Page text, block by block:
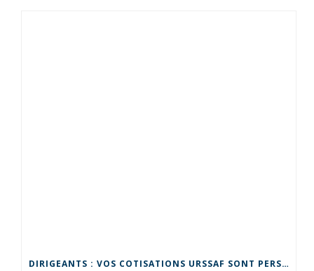
DIRIGEANTS : VOS COTISATIONS URSSAF SONT PERSONNELLES !